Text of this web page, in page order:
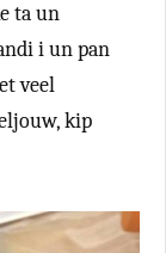
ta un
i un pan
veel
kip